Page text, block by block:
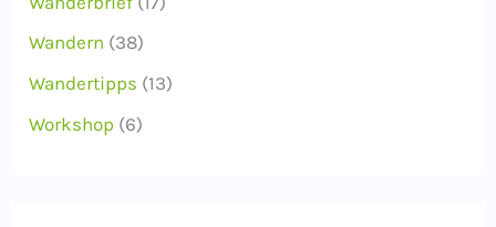
Wandern (38)
Wandertipps (13)
Workshop (6)